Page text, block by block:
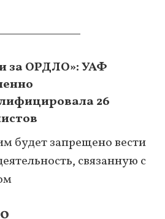
за ОРДЛО»: УАФ
26
будет запрещено вести
связанную с